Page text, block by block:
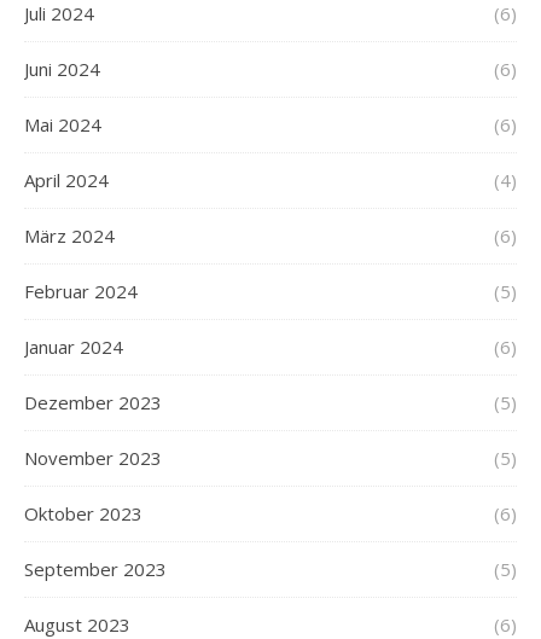
Juli 2024 (6)
Juni 2024 (6)
Mai 2024 (6)
April 2024 (4)
März 2024 (6)
Februar 2024 (5)
Januar 2024 (6)
Dezember 2023 (5)
November 2023 (5)
Oktober 2023 (6)
September 2023 (5)
August 2023 (6)